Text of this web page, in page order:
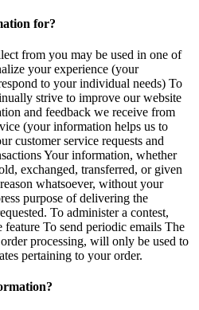
for?
from you may be used in one of
your experience (your
to your individual needs) To
strive to improve our website
and feedback we receive from
(your information helps us to
customer service requests and
Your information, whether
exchanged, transferred, or given
whatsoever, without your
purpose of delivering the
To administer a contest,
To send periodic emails The
processing, will only be used to
pertaining to your order.